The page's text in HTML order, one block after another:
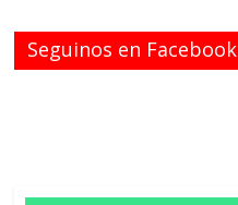
Seguinos en Facebook